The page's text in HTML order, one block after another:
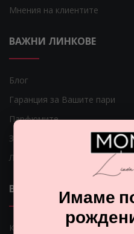
Мнения на клиентите
ВАЖНИ ЛИНКОВЕ
Блог
Гаранция за Вашите пари
Парфюмите
Защо да се регистрирам?
Лесна рекламация
ВАЖНИ ЛИНКОВЕ
Как мога да платя?
Имаме